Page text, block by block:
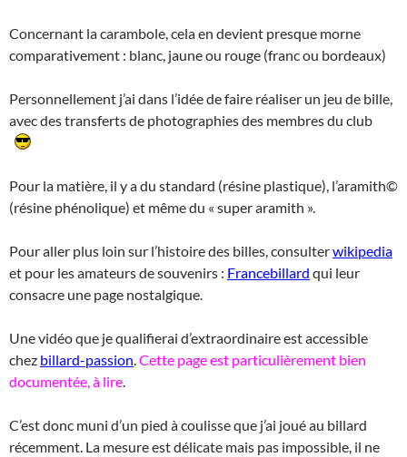
Concernant la carambole, cela en devient presque morne
comparativement : blanc, jaune ou rouge (franc ou bordeaux)
Personnellement j’ai dans l’idée de faire réaliser un jeu de bille,
avec des transferts de photographies des membres du club
Pour la matière, il y a du standard (résine plastique), l’aramith©
(résine phénolique) et même du « super aramith ».
Pour aller plus loin sur l’histoire des billes, consulterwikipedia
et pour les amateurs de souvenirs : Francebillard qui leur
consacre une page nostalgique.
Une vidéo que je qualifierai d’extraordinaire est accessible
chez billard-passion.Cette page est particulièrement bien
documentée, à lire.
C’est donc muni d’un pied à coulisse que j’ai joué au billard
récemment. La mesure est délicate mais pas impossible, il ne